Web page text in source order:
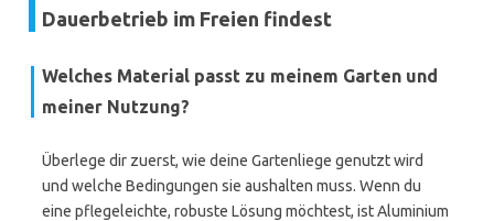
Dauerbetrieb im Freien findest
Welches Material passt zu meinem Garten und
meiner Nutzung?
Überlege dir zuerst, wie deine Gartenliege genutzt wird
und welche Bedingungen sie aushalten muss. Wenn du
eine pflegeleichte, robuste Lösung möchtest, ist Aluminium